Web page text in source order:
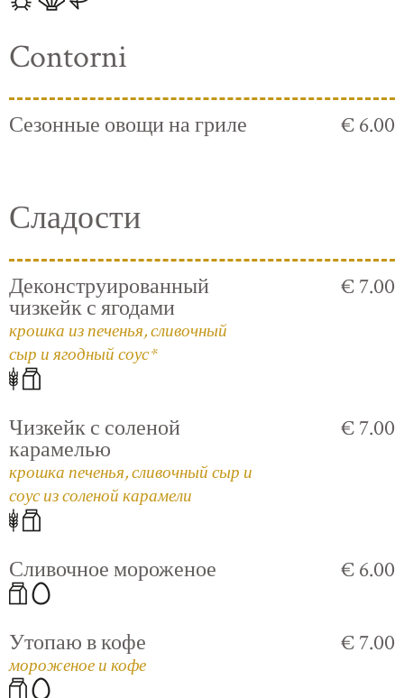
Contorni
Сезонные овощи на гриле € 6.00
Сладости
Деконструированный
чизкейк с ягодами
крошка из печенья, сливочный
сыр и ягодный соус*
€ 7.00
Чизкейк с соленой
карамелью
крошка печенья, сливочный сыр и
соус из соленой карамели
€ 7.00
Сливочное мороженое € 6.00
Утопаю в кофе
мороженое и кофе
€ 7.00